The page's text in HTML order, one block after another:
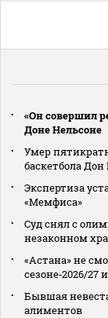
«Он совершил
Доне Нельсоне
Умер
баскетбола
Экспертиза
«Мемфиса»
Суд снял с
незаконном
«Астана» не
сезоне‑2026/27
Бывшая
алиментов